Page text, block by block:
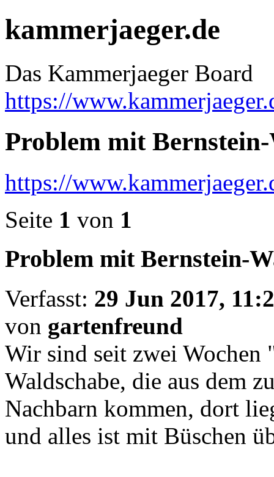
kammerjaeger.de
Das Kammerjaeger Board
https://
Problem mit
https://
Seite 1 von 1
Problem mit Bernstein-
Verfasst: 29 Jun 2017,
von gartenfreund
Wir sind seit zwei Wochen
Waldschabe, die aus dem
Nachbarn kommen, dort
und alles ist mit Büschen